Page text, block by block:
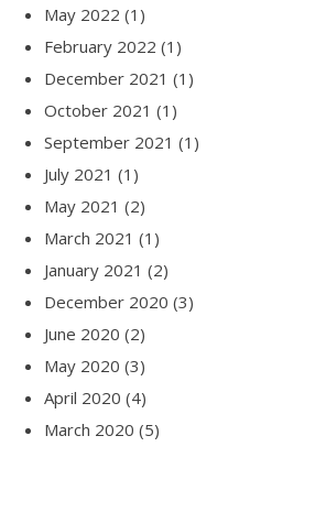
May 2022 (1)
February 2022 (1)
December 2021 (1)
October 2021 (1)
September 2021 (1)
July 2021 (1)
May 2021 (2)
March 2021 (1)
January 2021 (2)
December 2020 (3)
June 2020 (2)
May 2020 (3)
April 2020 (4)
March 2020 (5)